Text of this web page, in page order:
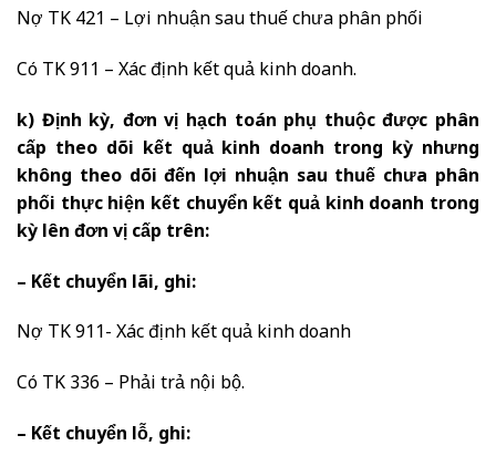
Nợ TK 421 – Lợi nhuận sau thuế chưa phân phối
Có TK 911 – Xác định kết quả kinh doanh.
k) Định kỳ, đơn vị hạch toán phụ thuộc được phân
cấp theo dõi kết quả kinh doanh trong kỳ nhưng
không theo dõi đến lợi nhuận sau thuế chưa phân
phối thực hiện kết chuyển kết quả kinh doanh trong
kỳ lên đơn vị cấp trên:
– Kết chuyển lãi, ghi:
Nợ TK 911- Xác định kết quả kinh doanh
Có TK 336 – Phải trả nội bộ.
– Kết chuyển lỗ, ghi: